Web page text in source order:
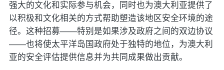
强大的文化和实际参与机会，同时也为澳大利亚提供了
以积极和文化相关的方式帮助塑造该地区安全环境的途
径。这种招募——特别是如果涉及政府之间的双边协议
——也将使太平洋岛国政府处于独特的地位，为澳大利
亚的安全评估提供信息并为共同成果做出贡献。